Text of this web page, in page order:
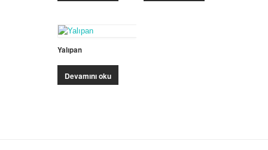
Yalıpan
Devamını oku